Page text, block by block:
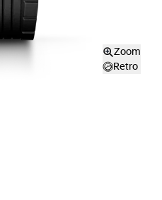
Zoom
Retro